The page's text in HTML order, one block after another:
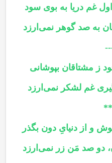
دریا به بوی سود
به صد گوهر نمی‌ارزد
ز مشتاقان بپوشانی
غم لشکر نمی‌ارزد
از دنیایِ دون بگذر
صد مَن زر نمی‌ارزد